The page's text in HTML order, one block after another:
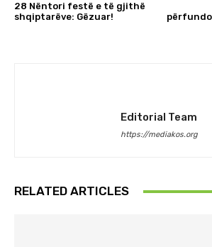
28 Nëntori festë e të gjithë
shqiptarëve: Gëzuar!
Editorial Team
https://mediakos.org
RELATED ARTICLES